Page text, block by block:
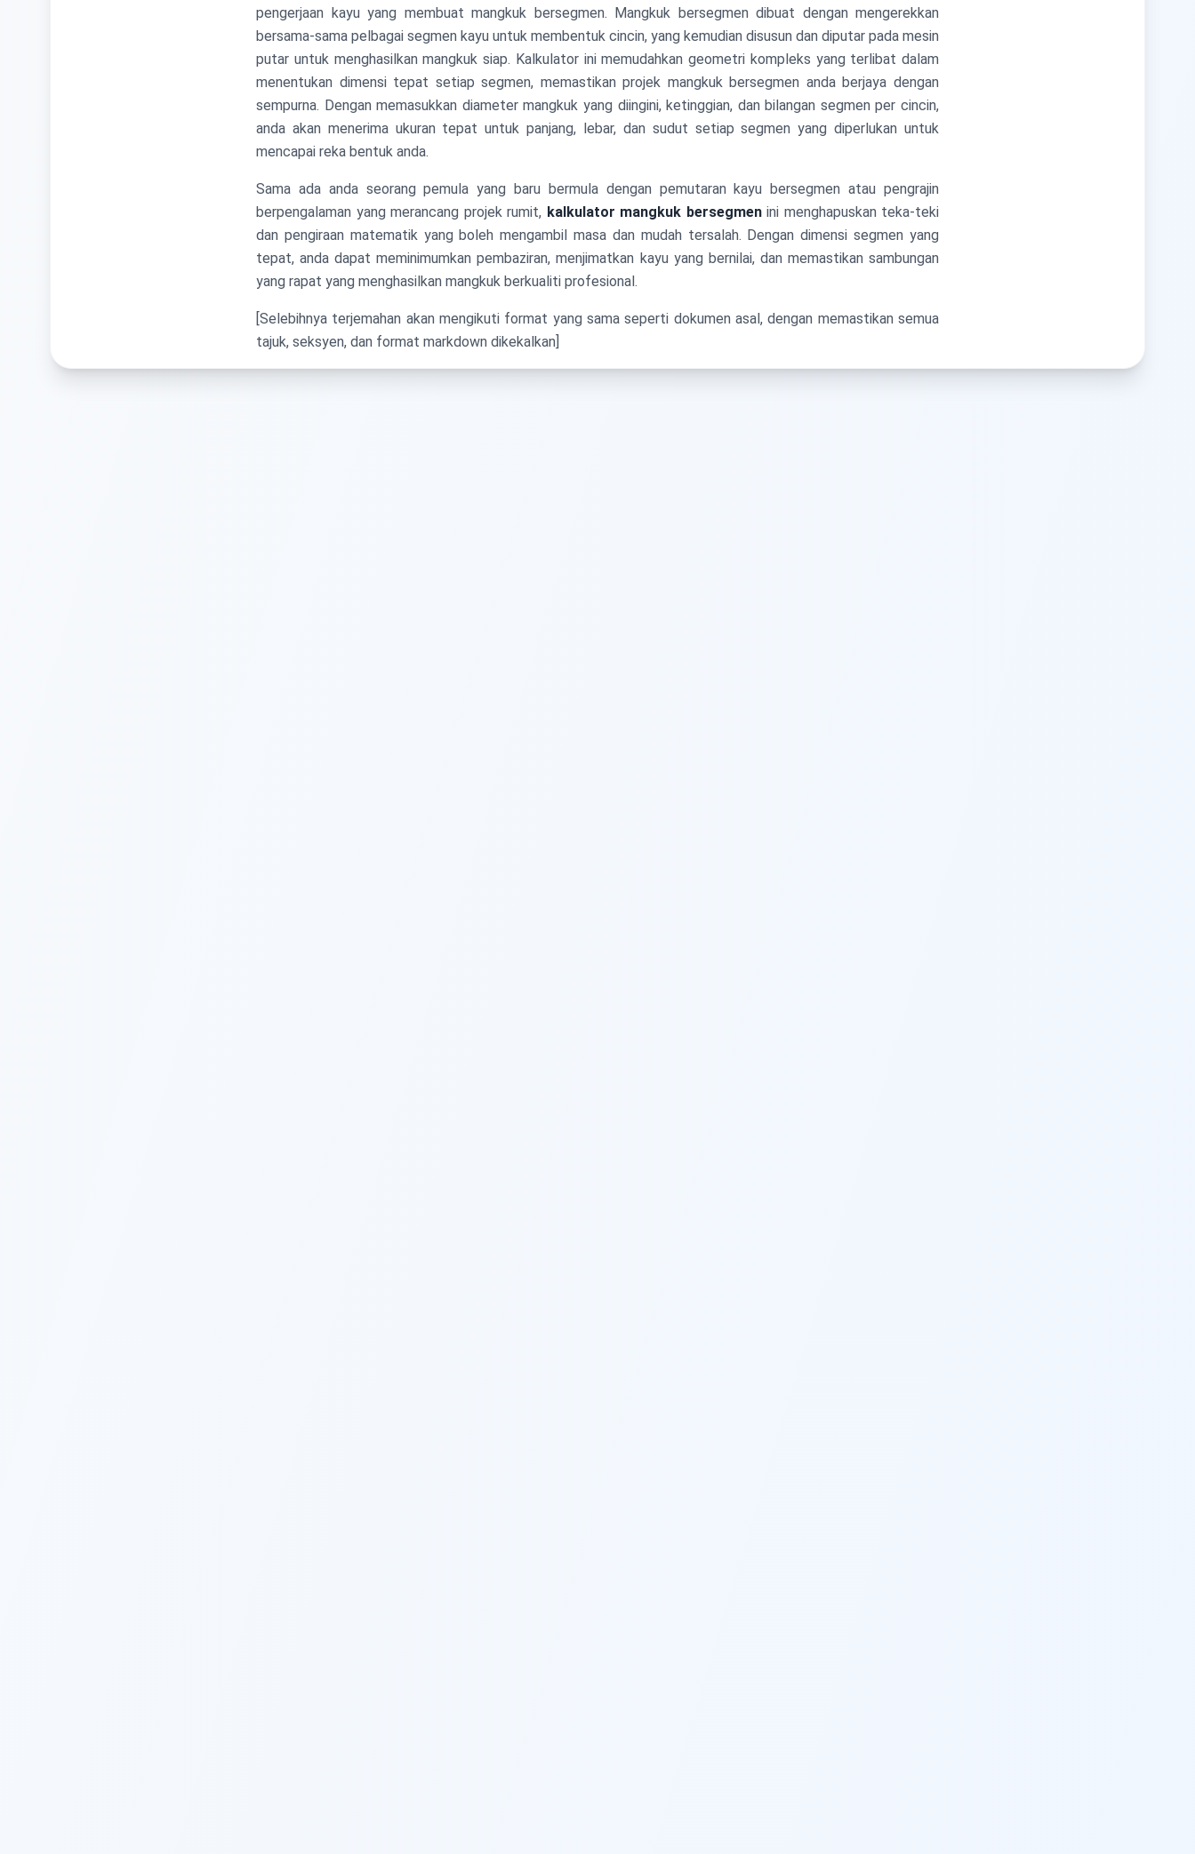
pengerjaan kayu yang membuat mangkuk bersegmen. Mangkuk bersegmen dibuat dengan mengerekkan
bersama-sama pelbagai segmen kayu untuk membentuk cincin, yang kemudian disusun dan diputar pada mesin
putar untuk menghasilkan mangkuk siap. Kalkulator ini memudahkan geometri kompleks yang terlibat dalam
menentukan dimensi tepat setiap segmen, memastikan projek mangkuk bersegmen anda berjaya dengan
sempurna. Dengan memasukkan diameter mangkuk yang diingini, ketinggian, dan bilangan segmen per cincin,
anda akan menerima ukuran tepat untuk panjang, lebar, dan sudut setiap segmen yang diperlukan untuk
mencapai reka bentuk anda.
Sama ada anda seorang pemula yang baru bermula dengan pemutaran kayu bersegmen atau pengrajin
berpengalaman yang merancang projek rumit, kalkulator mangkuk bersegmenini menghapuskan teka-teki
dan pengiraan matematik yang boleh mengambil masa dan mudah tersalah. Dengan dimensi segmen yang
tepat, anda dapat meminimumkan pembaziran, menjimatkan kayu yang bernilai, dan memastikan sambungan
yang rapat yang menghasilkan mangkuk berkualiti profesional.
[Selebihnya terjemahan akan mengikuti format yang sama seperti dokumen asal, dengan memastikan semua
tajuk, seksyen, dan format markdown dikekalkan]